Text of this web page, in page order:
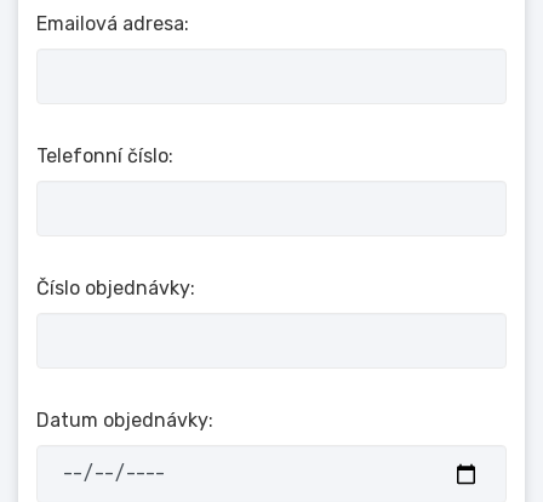
Emailová adresa:
Telefonní číslo:
Číslo objednávky:
Datum objednávky: